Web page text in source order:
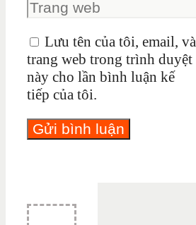
Lưu tên của tôi, email, và
trang web trong trình duyệt
này cho lần bình luận kế
tiếp của tôi.